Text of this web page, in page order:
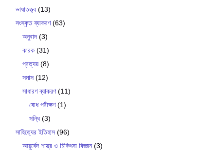
ভাষাতত্ত্ব (13)
সংস্কৃত ব্যাকরণ(63)
অনুবাদ (3)
কারক (31)
প্রত্যয় (8)
সমাস (12)
সাধারণ ব্যাকরণ(11)
বোধ পরীক্ষণ(1)
সন্ধি(3)
সাহিত্যের ইতিহাস (96)
আয়ুর্বেদ শাস্ত্র ও চিকিৎসা বিজ্ঞান(3)